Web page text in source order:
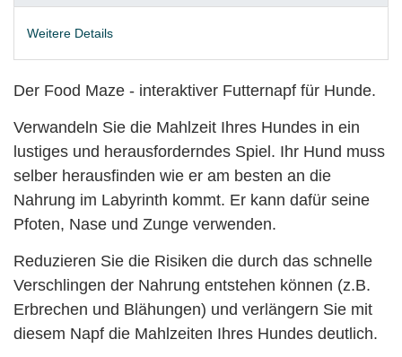
Weitere Details
Der Food Maze - interaktiver Futternapf für Hunde.
Verwandeln Sie die Mahlzeit Ihres Hundes in ein
lustiges und herausforderndes Spiel. Ihr Hund muss
selber herausfinden wie er am besten an die
Nahrung im Labyrinth kommt. Er kann dafür seine
Pfoten, Nase und Zunge verwenden.
Reduzieren Sie die Risiken die durch das schnelle
Verschlingen der Nahrung entstehen können (z.B.
Erbrechen und Blähungen) und verlängern Sie mit
diesem Napf die Mahlzeiten Ihres Hundes deutlich.